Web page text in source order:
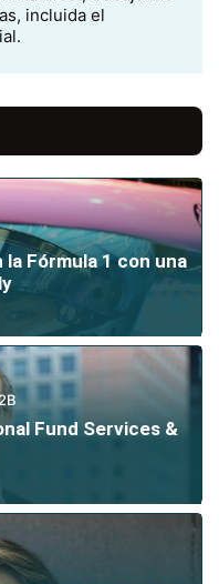
incluida el
Fórmula 1 con una
Fund Services &